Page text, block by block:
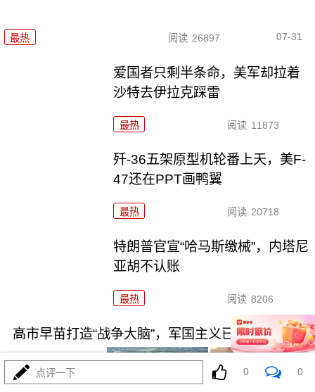
最热 阅读 26897 07-31
爱国者只剩半条命，美军却拉着
沙特去伊拉克踩雷
最热 阅读 11873
歼-36五架原型机轮番上天，美F-
47还在PPT画鸭翼
最热 阅读 20718
特朗普官宣“哈马斯缴械”，内塔尼
亚胡不认账
最热 阅读 8206
高市早苗打造“战争大脑”，军国主义已进入实操
点评一下 0 0